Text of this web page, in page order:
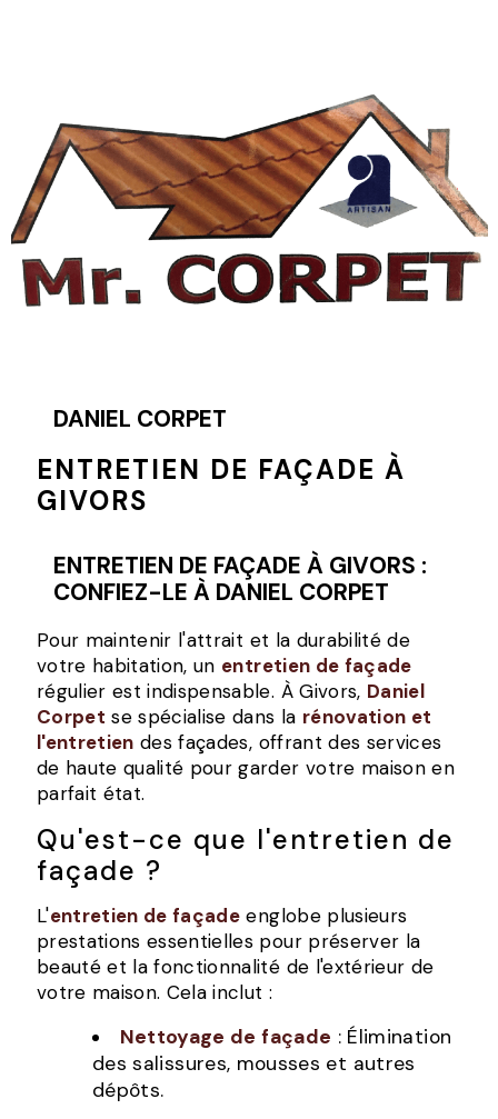
DANIEL CORPET
ENTRETIEN DE FAÇADE À
GIVORS
ENTRETIEN DE FAÇADE À GIVORS :
CONFIEZ-LE À DANIEL CORPET
Pour maintenir l'attrait et la durabilité de
votre habitation, un entretien de façade
régulier est indispensable. À Givors, Daniel
Corpet se spécialise dans la rénovation et
l'entretien des façades, offrant des services
de haute qualité pour garder votre maison en
parfait état.
Qu'est-ce que l'entretien de
façade ?
L'entretien de façade englobe plusieurs
prestations essentielles pour préserver la
beauté et la fonctionnalité de l'extérieur de
votre maison. Cela inclut :
Nettoyage de façade : Élimination
des salissures, mousses et autres
dépôts.